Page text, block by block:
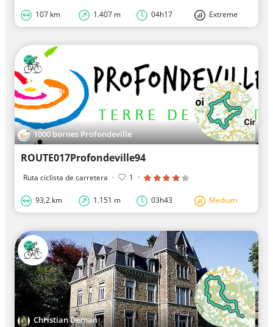
107 km 1.407 m 04h17 Extreme
1000 bornes Profondeville
ROUTE017Profondeville94
Ruta ciclista de carretera · 1 ·
93,2 km 1.151 m 03h43 Medium
Christian Deman